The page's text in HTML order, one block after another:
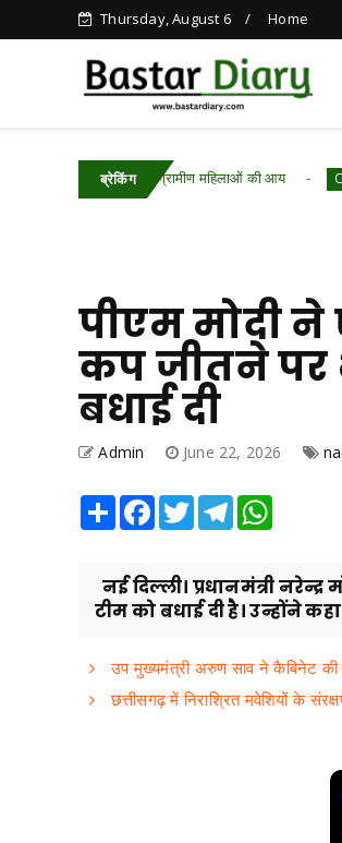
Thursday, August 6 Home
ब्रेकिंग
से बढ़ी ग्रामीण महिलाओं की आय Chhattisgarh
पीएम मोदी
कप जीतने पर
बधाई दी
Admin June 22, 2026
Share Facebook
TwitterTelegram
नई दिल्ली। प्रधानमंत्री
टीम को बधाई दी है। उन्होंने
उप मुख्यमंत्री अरुण साव ने कैबिनेट की
छत्तीसगढ़ में निराश्रित मवेशियों के